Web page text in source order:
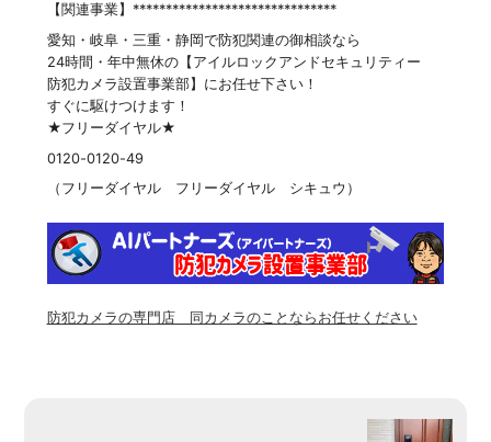
【関連事業】*******************************
愛知・岐阜・三重・静岡で防犯関連の御相談なら
24時間・年中無休の【アイルロックアンドセキュリティー
防犯カメラ設置事業部】にお任せ下さい！
すぐに駆けつけます！
★フリーダイヤル★
0120-0120-49
（フリーダイヤル フリーダイヤル シキュウ）
防犯カメラの専門店 同カメラのことならお任せください